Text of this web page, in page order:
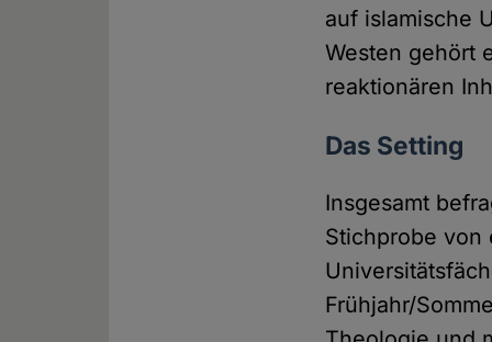
auf islamische
Westen gehört
reaktionären
Das Setting
Insgesamt
Stichprobe von
Frühjahr/